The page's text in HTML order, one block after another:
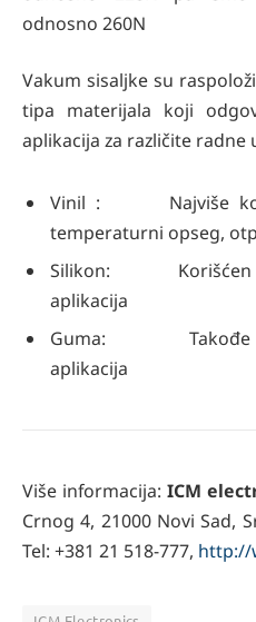
odnosno 260N
Vakum sisaljke su
tipa materijala koji
aplikacija za različite radne
Vinil : Najviše
temperaturni opseg,
Silikon: Korišćen
aplikacija
Guma: Takođe
aplikacija
Više informacija: ICM
Crnog 4, 21000 Novi Sad,
Tel: +381 21 518-777, http://